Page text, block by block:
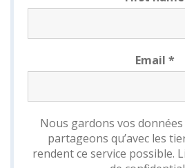
Email *
Nous gardons vos
partageons qu’avec les
rendent ce service possible.